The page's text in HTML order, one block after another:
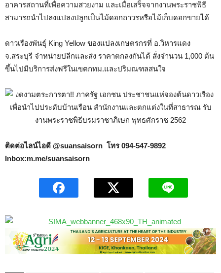
อาคารสถานที่เพื่อความสวยงาม และเมื่อเสร็จจากงานพระราชพิธี
สามารถนำไปลงแปลงปลูกเป็นไม้ดอกถาวรหรือไม้เก็บดอกขายได้
ดาวเรืองพันธุ์ King Yellow ของแปลงเกษตรกรที่ อ.วิหารแดง
จ.สระบุรี จำหน่ายปลีกและส่ง ราคาตกลงกันได้ สั่งจำนวน 1,000 ต้น
ขึ้นไปมีบริการส่งฟรีในเขตกทม.และปริมณฑลสนใจ
ติดต่อไลน์ไอดี @suansaisorn โทร 094-547-9892
Inbox:m.me/suansaisorn